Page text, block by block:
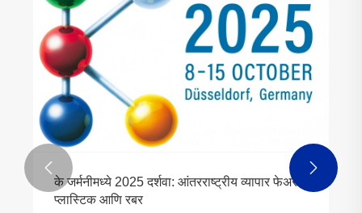
के जर्मनीमध्ये 2025 दर्शवा: आंतरराष्ट्रीय व्यापार फेअर
प्लास्टिक आणि रबर
 